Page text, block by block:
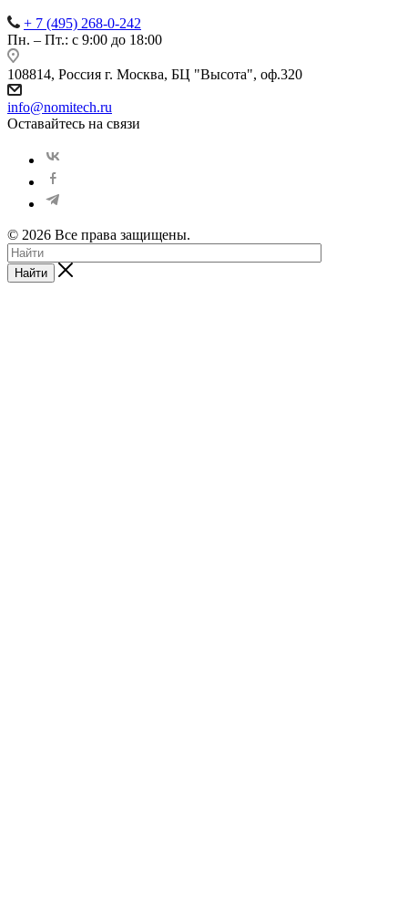
+ 7 (495) 268-0-242
Пн. – Пт.: с 9:00 до 18:00
108814, Россия г. Москва, БЦ "Высота", оф.320
info@nomitech.ru
Оставайтесь на связи
© 2026 Все права защищены.
Найти